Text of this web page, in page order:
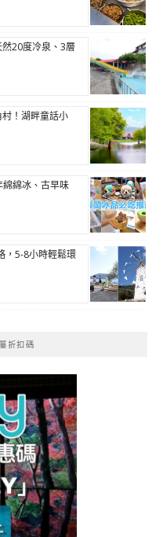
然20度冷泉、3層
村！湖畔童話小
綿冰、古早味
，5-8小時輕鬆環
折扣碼